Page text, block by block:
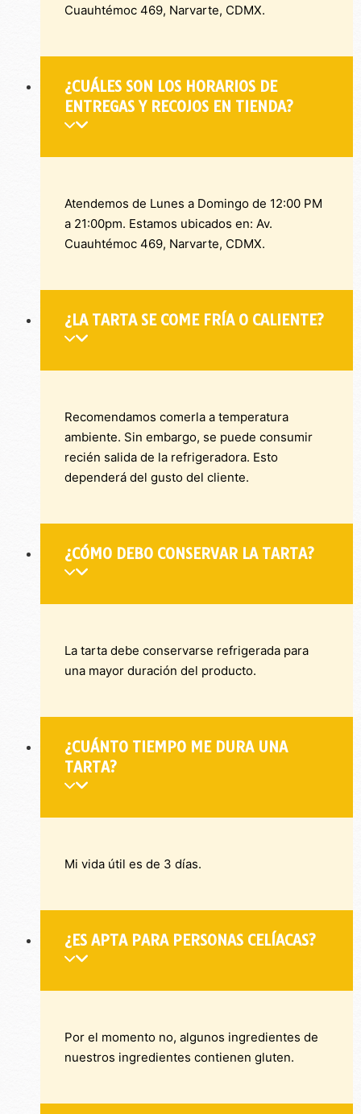
Cuauhtémoc 469, Narvarte, CDMX.
¿CUÁLES SON LOS HORARIOS DE
ENTREGAS Y RECOJOS EN TIENDA?
Atendemos de Lunes a Domingo de 12:00 PM
a 21:00pm. Estamos ubicados en: Av.
Cuauhtémoc 469, Narvarte, CDMX.
¿LA TARTA SE COME FRÍA O CALIENTE?
Recomendamos comerla a temperatura
ambiente. Sin embargo, se puede consumir
recién salida de la refrigeradora. Esto
dependerá del gusto del cliente.
¿CÓMO DEBO CONSERVAR LA TARTA?
La tarta debe conservarse refrigerada para
una mayor duración del producto.
¿CUÁNTO TIEMPO ME DURA UNA
TARTA?
Mi vida útil es de 3 días.
¿ES APTA PARA PERSONAS CELÍACAS?
Por el momento no, algunos ingredientes de
nuestros ingredientes contienen gluten.